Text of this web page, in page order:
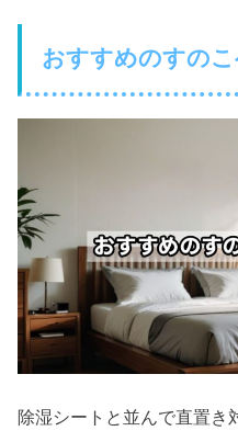
おすすめのすの
除湿シートと並んで直置き